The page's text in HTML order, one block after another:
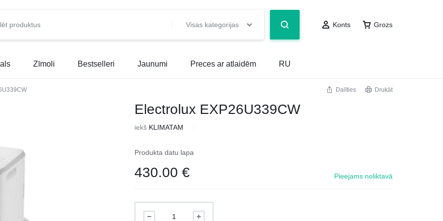
Visas kategorijas Konts Grozs
Zīmoli Bestselleri Jaunumi Preces ar atlaidēm RU
Dalīties Drukāt
Electrolux EXP26U339CW
iekš KLIMATAM
Produkta datu lapa
430.00€ Pieejams noliktavā